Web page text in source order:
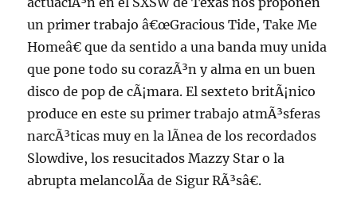
un primer trabajo â€œGracious Tide, Take Me
Homeâ€ que da sentido a una banda muy unida
que pone todo su corazÃ³n y alma en un buen
disco de pop de cÃ¡mara. El sexteto britÃ¡nico
produce en este su primer trabajo atmÃ³sferas
narcÃ³ticas muy en la lÃ­nea de los recordados
Slowdive, los resucitados Mazzy Star o la
abrupta melancolÃ­a de Sigur RÃ³sâ€.